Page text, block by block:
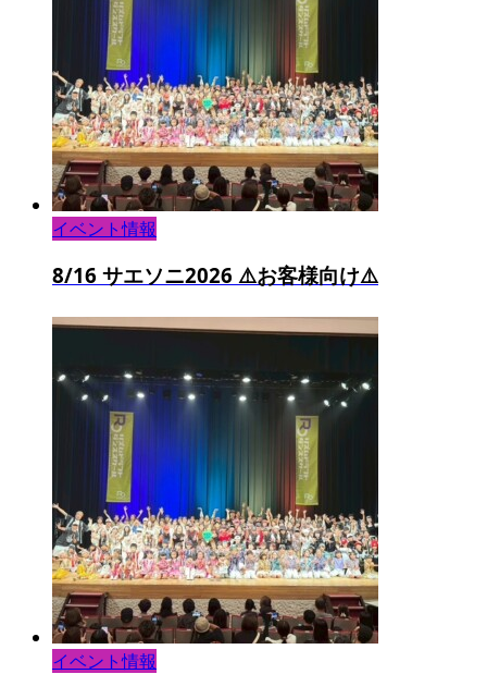
イベント情報
8/16 サエソニ2026 ⚠️お客様向け⚠️
イベント情報